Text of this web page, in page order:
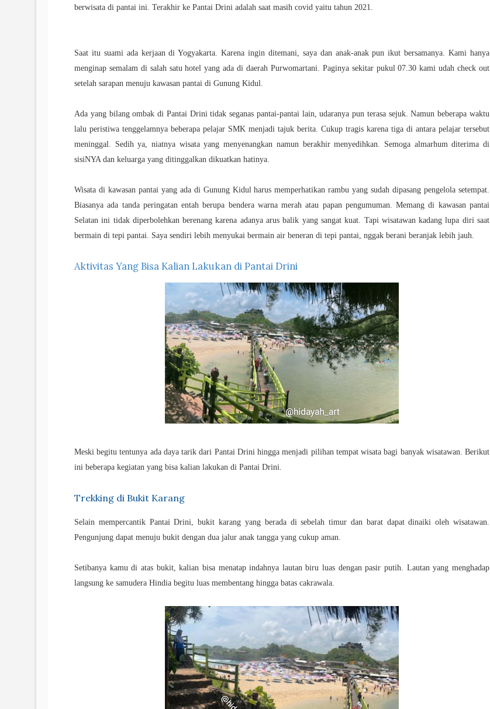
berwisata di pantai ini. Terakhir ke Pantai Drini adalah saat masih covid yaitu tahun 2021.
Saat itu suami ada kerjaan di Yogyakarta. Karena ingin ditemani, saya dan anak-anak pun ikut bersamanya. Kami hanya
menginap semalam di salah satu hotel yang ada di daerah Purwomartani. Paginya sekitar pukul 07.30 kami udah check out
setelah sarapan menuju kawasan pantai di Gunung Kidul.
Ada yang bilang ombak di Pantai Drini tidak seganas pantai-pantai lain, udaranya pun terasa sejuk. Namun beberapa waktu
lalu peristiwa tenggelamnya beberapa pelajar SMK menjadi tajuk berita. Cukup tragis karena tiga di antara pelajar tersebut
meninggal. Sedih ya, niatnya wisata yang menyenangkan namun berakhir menyedihkan. Semoga almarhum diterima di
sisiNYA dan keluarga yang ditinggalkan dikuatkan hatinya.
Wisata di kawasan pantai yang ada di Gunung Kidul harus memperhatikan rambu yang sudah dipasang pengelola setempat.
Biasanya ada tanda peringatan entah berupa bendera warna merah atau papan pengumuman. Memang di kawasan pantai
Selatan ini tidak diperbolehkan berenang karena adanya arus balik yang sangat kuat. Tapi wisatawan kadang lupa diri saat
bermain di tepi pantai. Saya sendiri lebih menyukai bermain air beneran di tepi pantai, nggak berani beranjak lebih jauh.
Aktivitas Yang Bisa Kalian Lakukan di Pantai Drini
Meski begitu tentunya ada daya tarik dari Pantai Drini hingga menjadi pilihan tempat wisata bagi banyak wisatawan. Berikut
ini beberapa kegiatan yang bisa kalian lakukan di Pantai Drini.
Trekking di Bukit Karang
Selain mempercantik Pantai Drini, bukit karang yang berada di sebelah timur dan barat dapat dinaiki oleh wisatawan.
Pengunjung dapat menuju bukit dengan dua jalur anak tangga yang cukup aman.
Setibanya kamu di atas bukit, kalian bisa menatap indahnya lautan biru luas dengan pasir putih. Lautan yang menghadap
langsung ke samudera Hindia begitu luas membentang hingga batas cakrawala.